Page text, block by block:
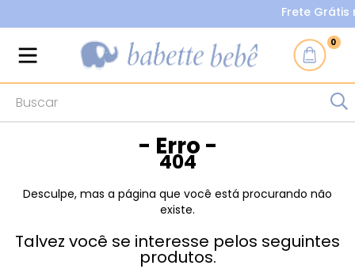
Frete Grátis
0
- Erro -
404
Desculpe, mas a página que você está procurando não
existe.
Talvez você se interesse pelos seguintes
produtos.